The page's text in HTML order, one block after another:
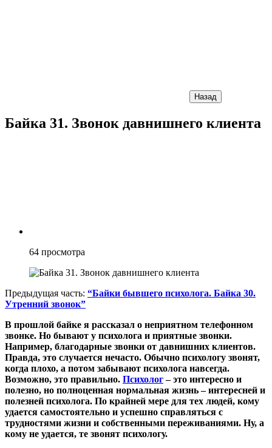
Назад
Байка 31. Звонок давнишнего клиента
64 просмотра
Предыдущая часть: “Байки бывшего психолога. Байка 30.
Утренний звонок”
В прошлой байке я рассказал о неприятном телефонном
звонке. Но бывают у психолога и приятные звонки.
Например, благодарные звонки от давнишних клиентов.
Правда, это случается нечасто. Обычно психологу звонят,
когда плохо, а потом забывают психолога навсегда.
Возможно, это правильно. Психолог– это интересно и
полезно, но полноценная нормальная жизнь – интересней и
полезней психолога. По крайней мере для тех людей, кому
удается самостоятельно и успешно справляться с
трудностями жизни и собственными переживаниями. Ну, а
кому не удается, те звонят психологу.